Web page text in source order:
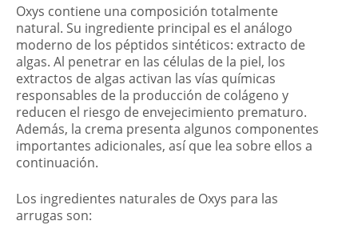
Oxys contiene una composición totalmente
natural. Su ingrediente principal es el análogo
moderno de los péptidos sintéticos: extracto de
algas. Al penetrar en las células de la piel, los
extractos de algas activan las vías químicas
responsables de la producción de colágeno y
reducen el riesgo de envejecimiento prematuro.
Además, la crema presenta algunos componentes
importantes adicionales, así que lea sobre ellos a
continuación.
Los ingredientes naturales de Oxys para las
arrugas son: